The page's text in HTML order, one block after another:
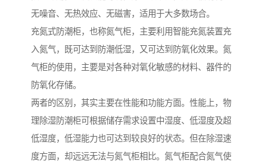
无噪音、无热效应、无磁害，适用于大多数场合。
充氮式防潮柜，也称氮气柜，主要利用智能充氮装置充
入氮气，既可达到防潮低湿，又可达到防氧化效果。氮
气柜的使用，主要是对各种对氧化敏感的材料、器件的
防氧化存储。
两者的区别，其实主要在性能和功能方面。性能上，物
理除湿防潮柜可根据储存需求设置中湿度、低湿度及超
低湿度，低湿能力也可达到较良好的状态。但在除湿速
度方面，却远远无法与氮气柜相比。氮气柜配合氮气使